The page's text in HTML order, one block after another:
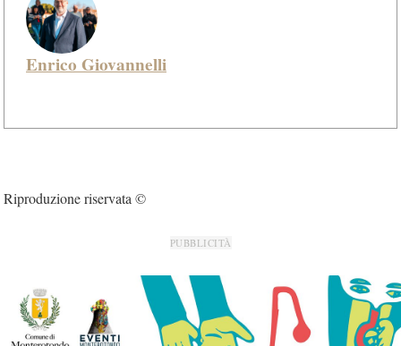
Enrico Giovannelli
Riproduzione riservata ©
PUBBLICITÀ